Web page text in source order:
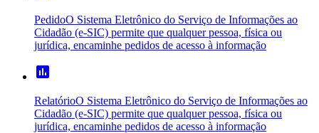
PedidoO Sistema Eletrônico do Serviço de Informações ao
Cidadão (e-SIC) permite que qualquer pessoa, física ou
jurídica, encaminhe pedidos de acesso à informação
poll
RelatórioO Sistema Eletrônico do Serviço de Informações ao
Cidadão (e-SIC) permite que qualquer pessoa, física ou
jurídica, encaminhe pedidos de acesso à informação